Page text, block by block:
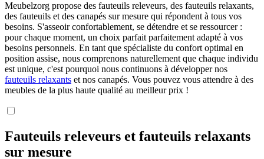
Meubelzorg propose des fauteuils releveurs, des fauteuils relaxants,
des fauteuils et des canapés sur mesure qui répondent à tous vos
besoins. S'asseoir confortablement, se détendre et se ressourcer :
pour chaque moment, un choix parfait parfaitement adapté à vos
besoins personnels. En tant que spécialiste du confort optimal en
position assise, nous comprenons naturellement que chaque individu
est unique, c'est pourquoi nous continuons à développer nos
fauteuils relaxants et nos canapés. Vous pouvez vous attendre à des
meubles de la plus haute qualité au meilleur prix !
Fauteuils releveurs et fauteuils relaxants
sur mesure